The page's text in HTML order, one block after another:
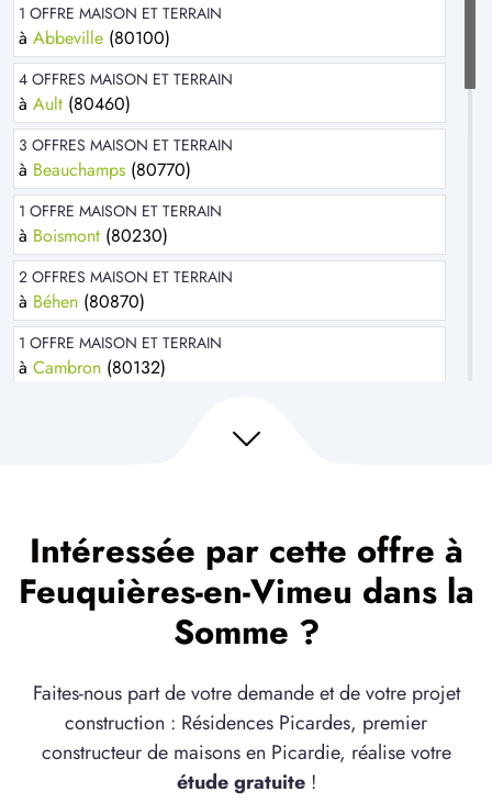
1 OFFRE MAISON ET TERRAIN
à Abbeville (80100)
4 OFFRES MAISON ET TERRAIN
à Ault (80460)
3 OFFRES MAISON ET TERRAIN
à Beauchamps (80770)
1 OFFRE MAISON ET TERRAIN
à Boismont (80230)
2 OFFRES MAISON ET TERRAIN
à Béhen (80870)
1 OFFRE MAISON ET TERRAIN
à Cambron (80132)
3 OFFRES MAISON ET TERRAIN
àEmbreville(80570)
5 OFFRES MAISON ET TERRAIN
Flocques(76260)
1 OFFRE MAISON ET TERRAIN
Huchenneville(80132)
Intéressée par cette offre à
Feuquières-en-Vimeu dans la
Somme ?
Faites-nous part de votre demande et de votre projet
construction : Résidences Picardes, premier
constructeur de maisons en Picardie, réalise votre
étude gratuite!